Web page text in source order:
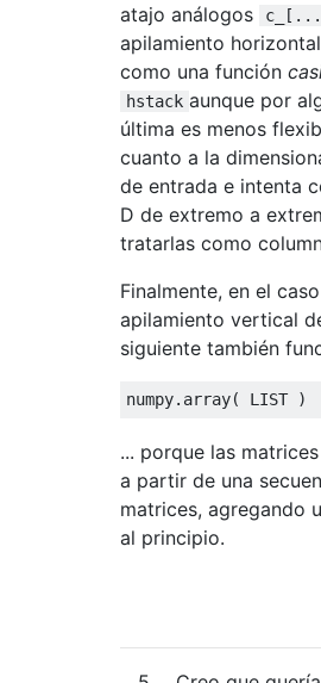
atajo análogos
apilamiento
como una función
hstack aunque por
última es menos
cuanto a la
de entrada e intenta
D de extremo a
tratarlas como
Finalmente, en el
apilamiento vertical
siguiente también
numpy. array( LIST )
... porque las
a partir de una
matrices, agregando
al principio.